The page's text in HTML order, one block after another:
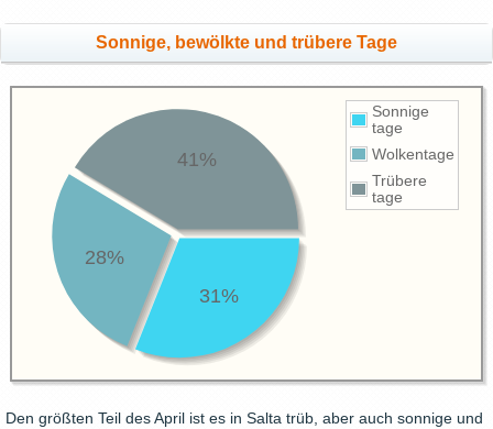
Sonnige, bewölkte und trübere Tage
Sonnige
tage
Wolkentage
Trübere
tage
31%
28%
41%
Den größten Teil des April ist es in Salta trüb, aber auch sonnige und